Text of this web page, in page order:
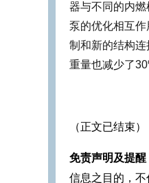
器与不同的内
泵的优化相互
制和新的结构
重量也减少了
（正文已结束）
免责声明及提醒
信息之目的，